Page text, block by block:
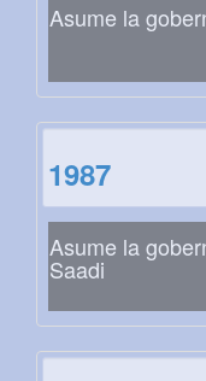
Asume la
1987
Asume la
Saadi